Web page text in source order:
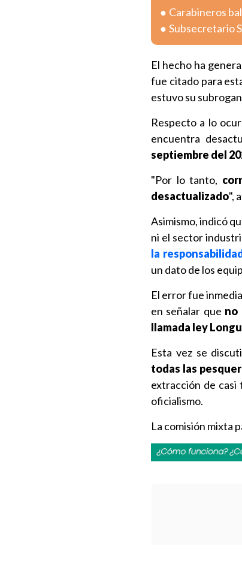
Carabineros
Subsecretario
El hecho ha
fue citado para
estuvo su
Respecto a lo
encuentra
septiembre del
"Por lo tanto,
desactualizado",
Asimismo, indicó
ni el sector
la
un dato de los
El error fue
en señalar que no
llamada ley
Esta vez se
todas las
extracción de casi
oficialismo.
La comisión mixta